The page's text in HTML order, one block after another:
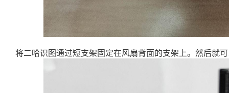
将二哈识图通过短支架固定在风扇背面的支架上。然后就